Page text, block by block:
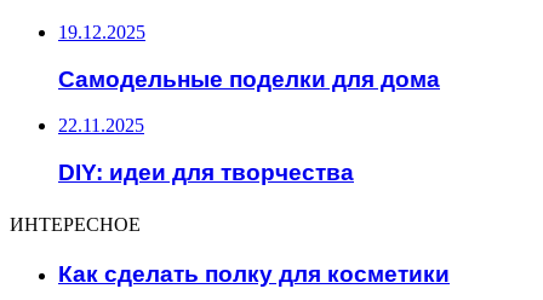
19.12.2025
Самодельные поделки для дома
22.11.2025
DIY: идеи для творчества
ИНТЕРЕСНОЕ
Как сделать полку для косметики